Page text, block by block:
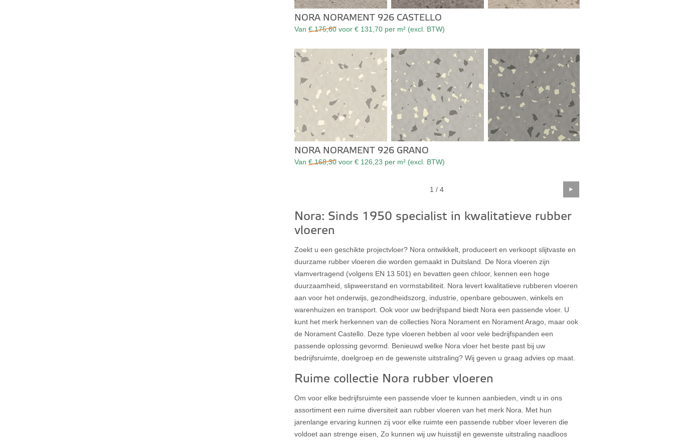
NORA NORAMENT 926 CASTELLO
Van€ 175,60 voor € 131,70 per m² (excl. BTW)
NORA NORAMENT 926 GRANO
Van€ 168,30 voor € 126,23 per m² (excl. BTW)
1 / 4
Nora: Sinds 1950 specialist in kwalitatieve rubber
vloeren
Zoekt u een geschikte projectvloer? Nora ontwikkelt, produceert en verkoopt slijtvaste en
duurzame rubber vloeren die worden gemaakt in Duitsland. De Nora vloeren zijn
vlamvertragend (volgens EN 13 501) en bevatten geen chloor, kennen een hoge
duurzaamheid, slipweerstand en vormstabiliteit. Nora levert kwalitatieve rubberen vloeren
aan voor het onderwijs, gezondheidszorg, industrie, openbare gebouwen, winkels en
warenhuizen en transport. Ook voor uw bedrijfspand biedt Nora een passende vloer. U
kunt het merk herkennen van de collecties Nora Norament en Norament Arago, maar ook
de Norament Castello. Deze type vloeren hebben al voor vele bedrijfspanden een
passende oplossing gevormd. Benieuwd welke Nora vloer het beste past bij uw
bedrijfsruimte, doelgroep en de gewenste uitstraling? Wij geven u graag advies op maat.
Ruime collectie Nora rubber vloeren
Om voor elke bedrijfsruimte een passende vloer te kunnen aanbieden, vindt u in ons
assortiment een ruime diversiteit aan rubber vloeren van het merk Nora. Met hun
jarenlange ervaring kunnen zij voor elke ruimte een passende rubber vloer leveren die
voldoet aan strenge eisen, Zo kunnen wij uw huisstijl en gewenste uitstraling naadloos